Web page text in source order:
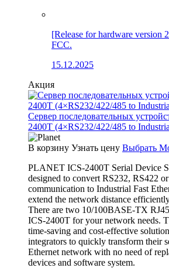
[Release for hardware version
FCC.
15.12.2025
Акция
Сервер последовательных
2400T (4×RS232/422/485 to
В корзину Узнать цену Выбрать
PLANET ICS-2400T Serial Device
designed to convert RS232, RS422
communication to Industrial Fast
extend the network distance
There are two 10/100BASE-TX
ICS-2400T for your network needs.
time-saving and cost-effective
integrators to quickly transform their
Ethernet network with no need of
devices and software system.